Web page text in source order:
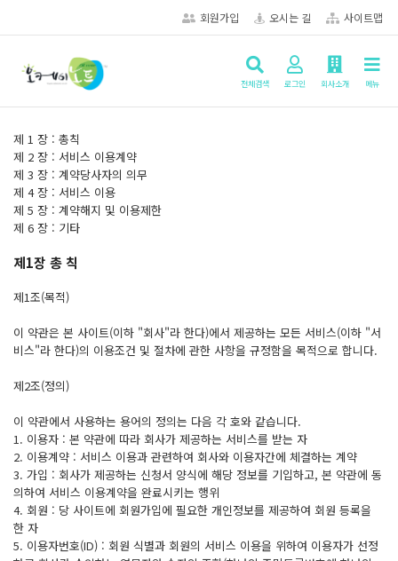
회원가입 오시는 길 사이트맵
전체검색 로그인 회사소개 메뉴
제 1 장 : 총칙
제 2 장 : 서비스 이용계약
제 3 장 : 계약당사자의 의무
제 4 장 : 서비스 이용
제 5 장 : 계약해지 및 이용제한
제 6 장 : 기타
제1장 총 칙
제1조(목적)
이 약관은 본 사이트(이하 "회사"라 한다)에서 제공하는 모든 서비스(이하 "서
비스"라 한다)의 이용조건 및 절차에 관한 사항을 규정함을 목적으로 합니다.
제2조(정의)
이 약관에서 사용하는 용어의 정의는 다음 각 호와 같습니다.
1. 이용자 : 본 약관에 따라 회사가 제공하는 서비스를 받는 자
2. 이용계약 : 서비스 이용과 관련하여 회사와 이용자간에 체결하는 계약
3. 가입 : 회사가 제공하는 신청서 양식에 해당 정보를 기입하고, 본 약관에 동
의하여 서비스 이용계약을 완료시키는 행위
4. 회원 : 당 사이트에 회원가입에 필요한 개인정보를 제공하여 회원 등록을
한 자
5. 이용자번호(ID) : 회원 식별과 회원의 서비스 이용을 위하여 이용자가 선정